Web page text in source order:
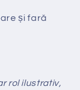
și fară
rol ilustrativ,